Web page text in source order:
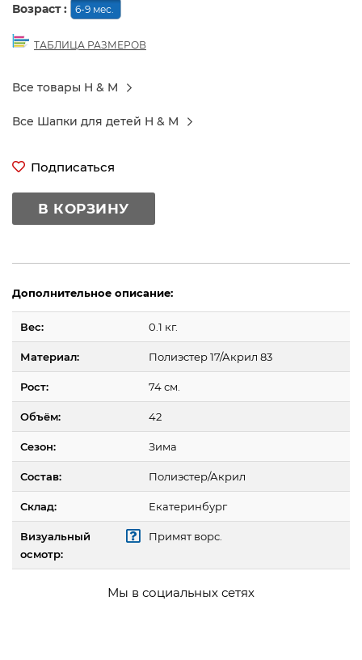
Возраст : 6-9 мес.
ТАБЛИЦА РАЗМЕРОВ
Все товары H & M
Все Шапки для детей H & M
Подписаться
В КОРЗИНУ
Дополнительное описание:
Вес: 0.1 кг.
Материал: Полиэстер 17/Акрил 83
Рост: 74 см.
Объём: 42
Сезон: Зима
Состав: Полиэстер/Акрил
Склад: Екатеринбург
Визуальный
осмотр:
Примят ворс.
Мы в социальных сетях